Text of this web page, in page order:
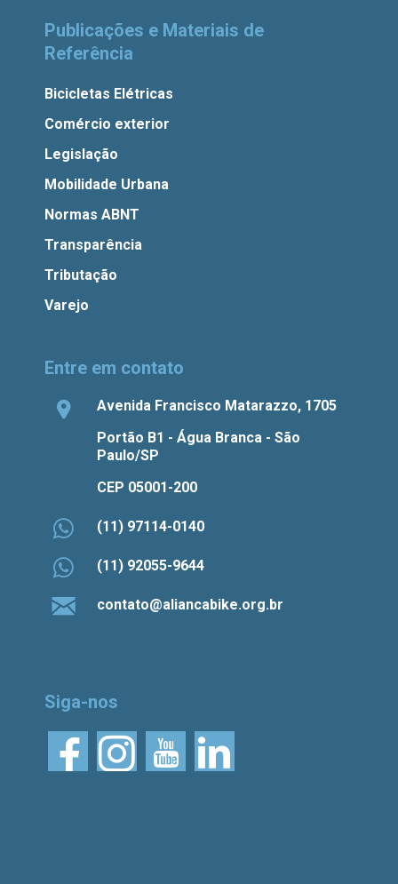
Publicações e Materiais de
Referência
Bicicletas Elétricas
Comércio exterior
Legislação
Mobilidade Urbana
Normas ABNT
Transparência
Tributação
Varejo
Entre em contato
Avenida Francisco Matarazzo, 1705
Portão B1 - Água Branca - São
Paulo/SP
CEP 05001-200
(11) 97114-0140
(11) 92055-9644
contato@aliancabike.org.br
Siga-nos